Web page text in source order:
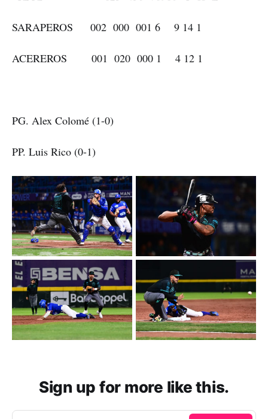
SARAPEROS 002 000 001 6 9 14 1
ACEREROS 001 020 000 1 4 12 1
PG. Alex Colomé (1-0)
PP. Luis Rico (0-1)
Sign up for more like this.